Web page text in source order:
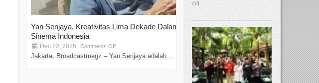
Yan Senjaya, Kreativitas Lima Dekade Dalam
Sinema Indonesia
Dec 22, 2025 Comments Off
Jakarta, Broadcastmagz – Yan Senjaya adalah...
Tamee Irelly Menjadi Juri Open
Film Terbaru...
Sep 08, 2025 Comments Off
Bekasi, Broadcastmagz – Dalam upaya
talenta...
Off